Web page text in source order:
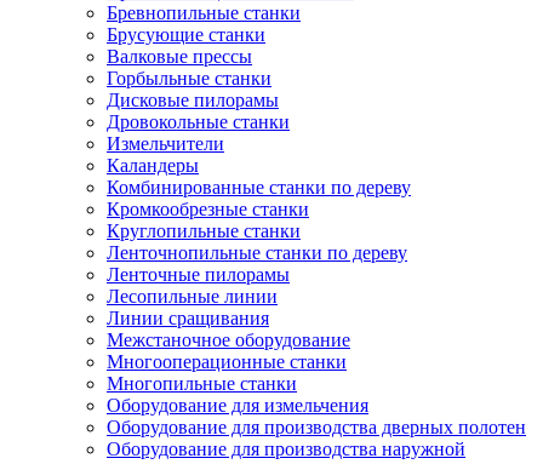
Бревнопильные станки
Брусующие станки
Валковые прессы
Горбыльные станки
Дисковые пилорамы
Дровокольные станки
Измельчители
Каландеры
Комбинированные станки по дереву
Кромкообрезные станки
Круглопильные станки
Ленточнопильные станки по дереву
Ленточные пилорамы
Лесопильные линии
Линии сращивания
Межстаночное оборудование
Многооперационные станки
Многопильные станки
Оборудование для измельчения
Оборудование для производства дверных полотен
Оборудование для производства наружной